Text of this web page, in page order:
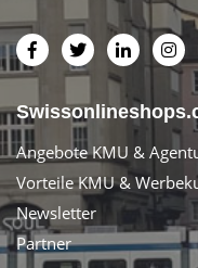
Angebote KMU &
Vorteile KMU &
Newsletter
Partner